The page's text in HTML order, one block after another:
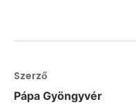
Szerző
Pápa Gyöngyvér